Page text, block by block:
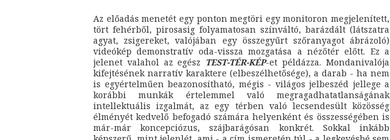
Az előadás menetét egy ponton megtöri egy monitoron megjelenített,
tört fehérből, pirosasig folyamatosan színváltó, barázdált (látszatra
agyat, zsigereket, valójában egy összegyűrt szőranyagot ábrázoló)
videókép demonstratív oda-vissza mozgatása a nézőtér előtt. Ez a
jelenet valahol az egész TEST-TÉR-KÉP-et példázza. Mondanivalója
kifejtésének narratív karaktere (elbeszélhetősége), a darab - ha nem
is egyértelműen beazonosítható, mégis - világos jelbeszéd jellege a
korábbi munkák értelemmel való megragadhatatlanságának
intellektuális izgalmát, az egy térben való lecsendesült közösség
élményét kedvelő befogadó számára helyenként és összességében is
már-már koncepciózus, szájbarágósan konkrét. Sokkal inkább